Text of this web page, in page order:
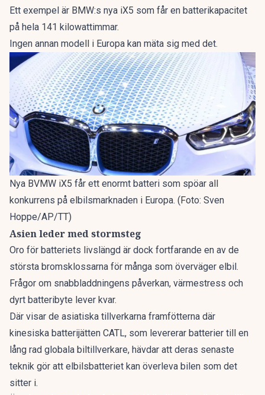
Ett exempel är BMW:s nya iX5 som får en batterikapacitet
på hela 141 kilowattimmar.
Ingen annan modell i Europa kan mäta sig med det.
Nya BVMW iX5 får ett enormt batteri som spöar all
konkurrens på elbilsmarknaden i Europa. (Foto: Sven
Hoppe/AP/TT)
Asien leder med stormsteg
Oro för batteriets livslängd är dock fortfarande en av de
största bromsklossarna för många som överväger elbil.
Frågor om snabbladdningens påverkan, värmestress och
dyrt batteribyte lever kvar.
Där visar de asiatiska tillverkarna framfötterna där
kinesiska batterijätten CATL, som levererar batterier till en
lång rad globala biltillverkare, hävdar att deras senaste
teknik gör att elbilsbatteriet kan överleva bilen som det
sitter i.